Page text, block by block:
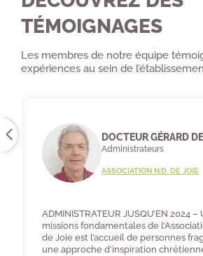
TÉMOIGNAGES
Les membres de notre équipe
expériences au sein de
DOCTEUR GÉRARD DE
Administrateurs
ASSOCIATION N.D. DE JOIE
ADMINISTRATEUR JUSQU’EN 2024 – Une
missions fondamentales de l’Association
de Joie est l’accueil de personnes
une approche d’inspiration chrétienne.